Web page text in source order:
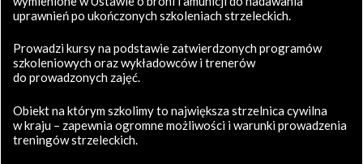
uprawnień po ukończonych szkoleniach strzeleckich.
Prowadzi kursy na podstawie zatwierdzonych programów
szkoleniowych oraz wykładowców i trenerów
do prowadzonych zajęć.
Obiekt na którym szkolimy to największa strzelnica cywilna
w kraju – zapewnia ogromne możliwości i warunki prowadzenia
treningów strzeleckich.